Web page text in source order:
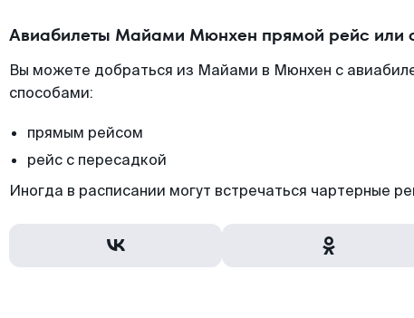
Авиабилеты Майами Мюнхен прямой рейс или
Вы можете добраться из Майами в Мюнхен с
способами:
прямым рейсом
рейс с пересадкой
Иногда в расписании могут встречаться чартерные